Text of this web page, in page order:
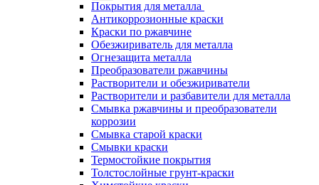
Покрытия для металла
Антикоррозионные краски
Краски по ржавчине
Обезжириватель для металла
Огнезащита металла
Преобразователи ржавчины
Растворители и обезжириватели
Растворители и разбавители для металла
Смывка ржавчины и преобразователи
коррозии
Смывка старой краски
Смывки краски
Термостойкие покрытия
Толстослойные грунт-краски